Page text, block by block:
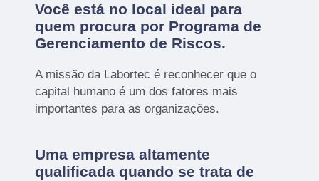
Você está no local ideal para
quem procura por Programa de
Gerenciamento de Riscos.
A missão da Labortec é reconhecer que o
capital humano é um dos fatores mais
importantes para as organizações.
Uma empresa altamente
qualificada quando se trata de